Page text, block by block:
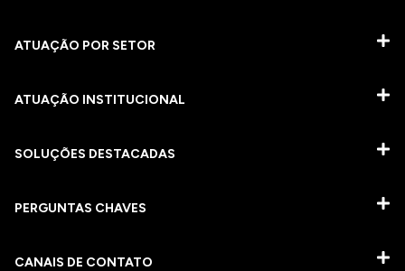
ATUAÇÃO POR SETOR
ATUAÇÃO INSTITUCIONAL
SOLUÇÕES DESTACADAS
PERGUNTAS CHAVES​
CANAIS DE CONTATO